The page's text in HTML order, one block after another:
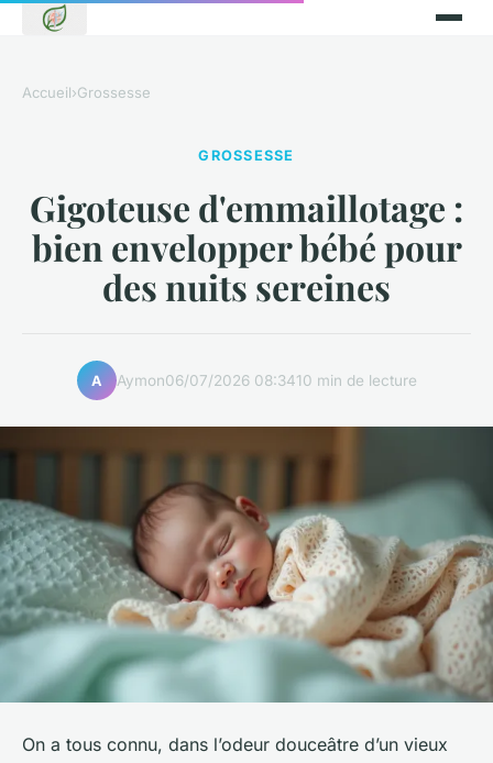
Accueil›Grossesse
GROSSESSE
Gigoteuse d'emmaillotage :
bien envelopper bébé pour
des nuits sereines
A Aymon06/07/2026 08:3410 min de lecture
On a tous connu, dans l’odeur douceâtre d’un vieux